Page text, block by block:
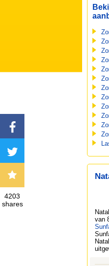
Natal
van
4203
shares